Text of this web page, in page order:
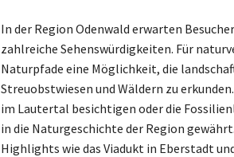
In der Region Odenwald erwarten
zahlreiche Sehenswürdigkeiten. Für
Naturpfade eine Möglichkeit, die
Streuobstwiesen und Wäldern zu
im Lautertal besichtigen oder die
in die Naturgeschichte der Region
Highlights wie das Viadukt in Eberstadt